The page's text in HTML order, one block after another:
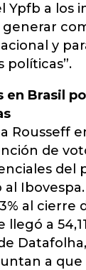
Ypfb a los
generar
y
políticas”.
en Brasil
Rousseff
de
del
al cierre
llegó a
a que